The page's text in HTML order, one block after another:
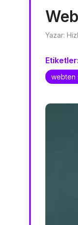
Yazar:
Etiketler:
webten